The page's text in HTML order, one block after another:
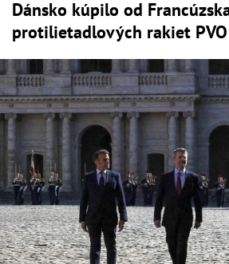
Dánsko kúpilo od
protilietadlových rakiet